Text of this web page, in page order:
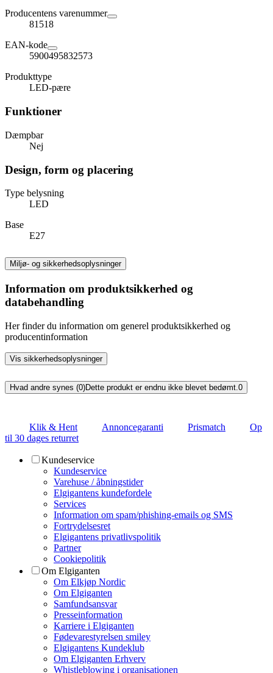
Producentens varenummer
81518
EAN-kode
5900495832573
Produkttype
LED-pære
Funktioner
Dæmpbar
Nej
Design, form og placering
Type belysning
LED
Base
E27
Miljø- og sikkerhedsoplysninger
Information om produktsikkerhed og
databehandling
Her finder du information om generel produktsikkerhed og
producentinformation
Vis sikkerhedsoplysninger
Hvad andre synes (0)Dette produkt er endnu ikke blevet bedømt. 0
Klik & Hent Annoncegaranti Prismatch
Op
til 30 dages returret
Kundeservice
Kundeservice
Varehuse / åbningstider
Elgigantens kundefordele
Services
Information om spam/phishing-emails og SMS
Fortrydelsesret
Elgigantens privatlivspolitik
Partner
Cookiepolitik
Om Elgiganten
Om Elkjøp Nordic
Om Elgiganten
Samfundsansvar
Presseinformation
Karriere i Elgiganten
Fødevarestyrelsen smiley
Elgigantens Kundeklub
Om Elgiganten Erhverv
Whistleblowing i organisationen